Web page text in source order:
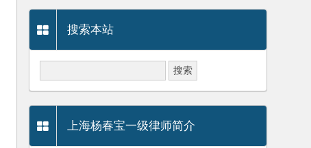
搜索本站
上海杨春宝一级律师简介